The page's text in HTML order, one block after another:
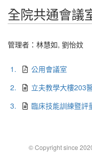
全院共通會議
管理者： 林慧如, 劉怡妏
1.
公用會議室
2.
立夫教學大樓203
3.
臨床技能訓練暨評
© Copyright since